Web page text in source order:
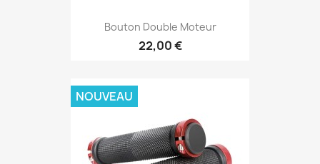
Bouton Double Moteur
22,00 €
NOUVEAU